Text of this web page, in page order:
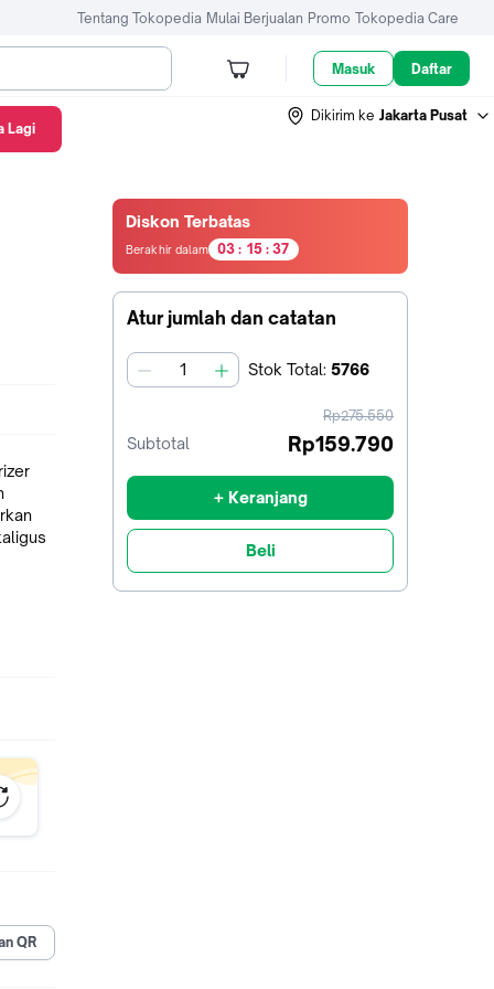
Tentang Tokopedia Mulai Berjualan Promo Tokopedia Care
Masuk Daftar
Dikirim ke Jakarta Pusat
Diskon Terbatas
Berakhir dalam
0
0
0
3 :
0
1
0
5 :
3
3
6
6
3
detik
Atur jumlah dan catatan
jumlah Stok Total: 5766
harga
sebelum
Rp275.550
Subtotal Rp159.790
+ Keranjang
Beli
QR
Lagi